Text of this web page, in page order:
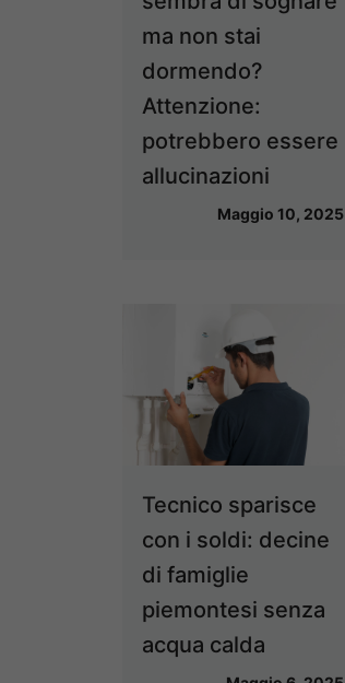
ma non stai
dormendo?
Attenzione:
potrebbero essere
allucinazioni
Maggio 10, 2025
Tecnico sparisce
con i soldi: decine
di famiglie
piemontesi senza
acqua calda